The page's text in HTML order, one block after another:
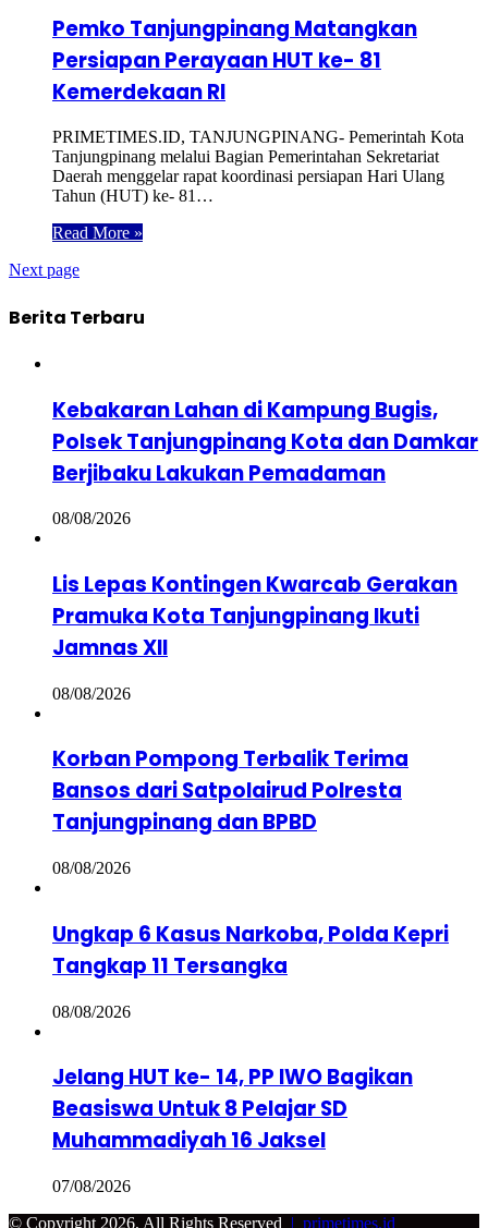
Pemko Tanjungpinang Matangkan
Persiapan Perayaan HUT ke- 81
Kemerdekaan RI
PRIMETIMES.ID, TANJUNGPINANG- Pemerintah Kota
Tanjungpinang melalui Bagian Pemerintahan Sekretariat
Daerah menggelar rapat koordinasi persiapan Hari Ulang
Tahun (HUT) ke- 81…
Read More »
Next page
Berita Terbaru
Kebakaran Lahan di Kampung Bugis,
Polsek Tanjungpinang Kota dan Damkar
Berjibaku Lakukan Pemadaman
08/08/2026
Lis Lepas Kontingen Kwarcab Gerakan
Pramuka Kota Tanjungpinang Ikuti
Jamnas XII
08/08/2026
Korban Pompong Terbalik Terima
Bansos dari Satpolairud Polresta
Tanjungpinang dan BPBD
08/08/2026
Ungkap 6 Kasus Narkoba, Polda Kepri
Tangkap 11 Tersangka
08/08/2026
Jelang HUT ke- 14, PP IWO Bagikan
Beasiswa Untuk 8 Pelajar SD
Muhammadiyah 16 Jaksel
07/08/2026
© Copyright 2026, All Rights Reserved | primetimes.id